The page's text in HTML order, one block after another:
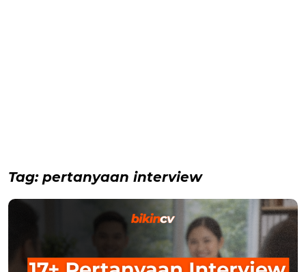
Tag: pertanyaan interview